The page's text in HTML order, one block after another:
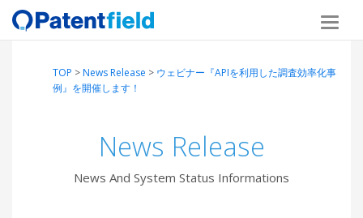
TOP >News Release > ウェビナー『APIを利用した調査効率化事
例』を開催します！
News Release
News And System Status Informations